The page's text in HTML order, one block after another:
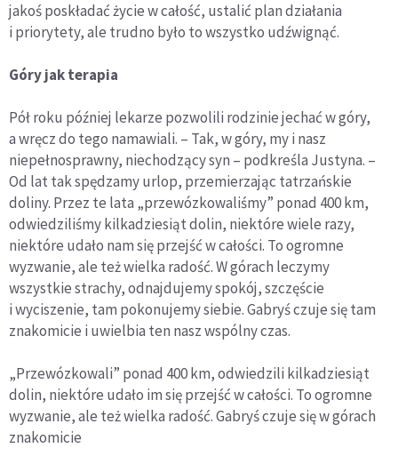
jakoś poskładać życie w całość, ustalić plan działania
i priorytety, ale trudno było to wszystko udźwignąć.
Góry jak terapia
Pół roku później lekarze pozwolili rodzinie jechać w góry,
a wręcz do tego namawiali. – Tak, w góry, my i nasz
niepełnosprawny, niechodzący syn – podkreśla Justyna. –
Od lat tak spędzamy urlop, przemierzając tatrzańskie
doliny. Przez te lata „przewózkowaliśmy” ponad 400 km,
odwiedziliśmy kilkadziesiąt dolin, niektóre wiele razy,
niektóre udało nam się przejść w całości. To ogromne
wyzwanie, ale też wielka radość. W górach leczymy
wszystkie strachy, odnajdujemy spokój, szczęście
i wyciszenie, tam pokonujemy siebie. Gabryś czuje się tam
znakomicie i uwielbia ten nasz wspólny czas.
„Przewózkowali” ponad 400 km, odwiedzili kilkadziesiąt
dolin, niektóre udało im się przejść w całości. To ogromne
wyzwanie, ale też wielka radość. Gabryś czuje się w górach
znakomicie